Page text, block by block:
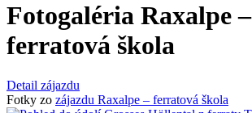
Fotogaléria Raxalpe –
ferratová škola
Detail zájazdu
Fotky zo zájazdu Raxalpe – ferratová škola